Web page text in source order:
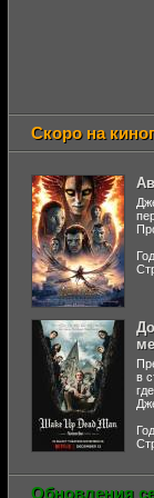
Скоро на
в
Обновления